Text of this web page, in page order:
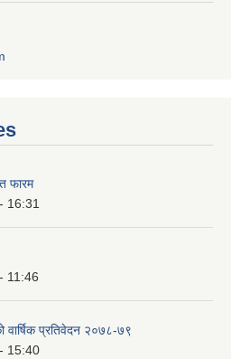
फारम
16:31
11:46
वार्षिक प्रतिवेदन २०७८-७९
15:40